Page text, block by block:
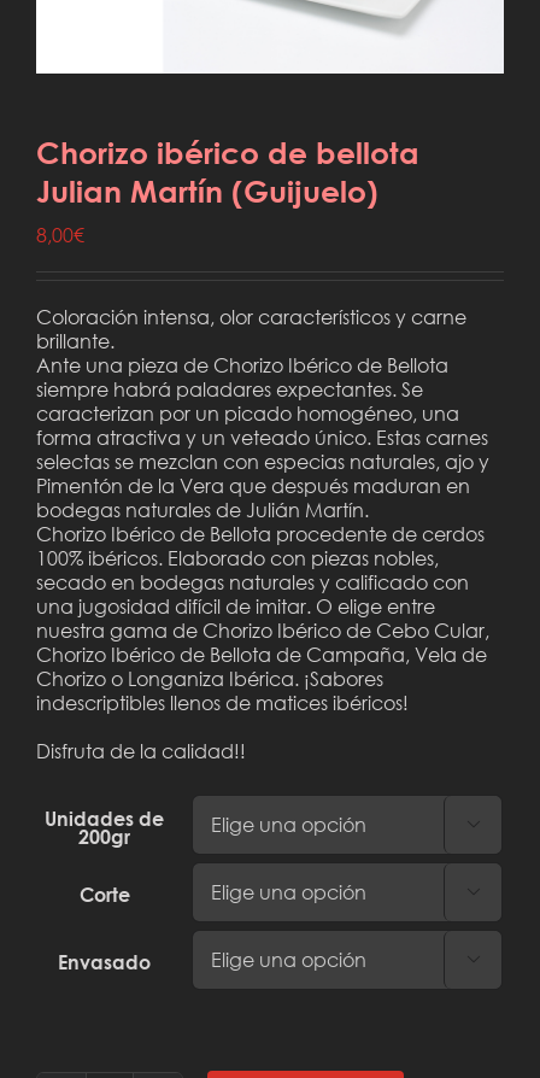
Chorizo ibérico de bellota
Julian Martín (Guijuelo)
8,00€
Coloración intensa, olor característicos y carne
brillante.
Ante una pieza de Chorizo Ibérico de Bellota
siempre habrá paladares expectantes. Se
caracterizan por un picado homogéneo, una
forma atractiva y un veteado único. Estas carnes
selectas se mezclan con especias naturales, ajo y
Pimentón de la Vera que después maduran en
bodegas naturales de Julián Martín.
Chorizo Ibérico de Bellota procedente de cerdos
100% ibéricos. Elaborado con piezas nobles,
secado en bodegas naturales y calificado con
una jugosidad difícil de imitar. O elige entre
nuestra gama de Chorizo Ibérico de Cebo Cular,
Chorizo Ibérico de Bellota de Campaña, Vela de
Chorizo o Longaniza Ibérica. ¡Sabores
indescriptibles llenos de matices ibéricos!
Disfruta de la calidad!!
Unidades de
200gr

Corte 
Envasado 